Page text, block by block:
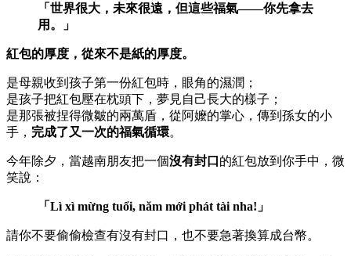
「世界很大，未來很遠，但這些福氣——你先拿去
用。」
紅包的厚度，從來不是紙的厚度。
是母親收到孩子第一份紅包時，眼角的濕潤；
是孩子把紅包壓在枕頭下，夢見自己長大的樣子；
是那張被捏得微皺的兩萬盾，從阿嬤的掌心，傳到孫女的小
手， 完成了又一次的福氣循環。
今年除夕，當越南朋友把一個沒有封口 的紅包放到你手中，微
笑說：
「Lì xì mừng tuổi, năm mới phát tài nha!」
請你不要偷偷檢查有沒有封口，也不要急著換算成台幣。